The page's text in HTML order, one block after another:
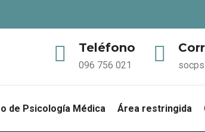
Teléfono
096 756 021
de Psicología Médica Área restringida